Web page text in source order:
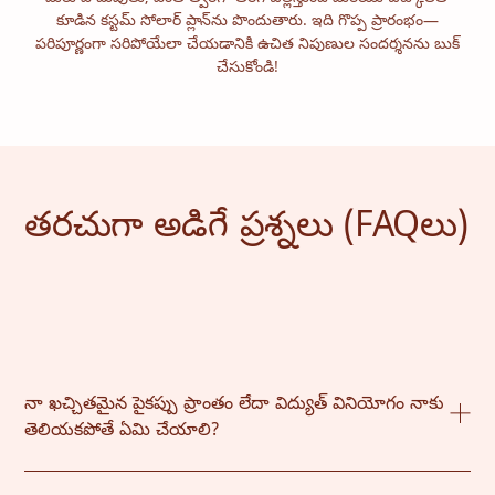
కూడిన కస్టమ్ సోలార్ ప్లాన్‌ను పొందుతారు. ఇది గొప్ప ప్రారంభం—
పరిపూర్ణంగా సరిపోయేలా చేయడానికి ఉచిత నిపుణుల సందర్శనను బుక్
చేసుకోండి!
తరచుగా అడిగే ప్రశ్నలు (FAQలు)
నా ఖచ్చితమైన పైకప్పు ప్రాంతం లేదా విద్యుత్ వినియోగం నాకు
తెలియకపోతే ఏమి చేయాలి?